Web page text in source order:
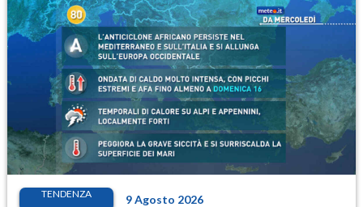
TENDENZA 9 Agosto 2026